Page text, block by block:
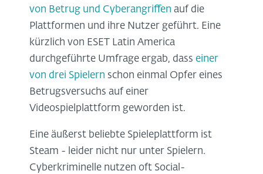
von Betrug und Cyberangriffen auf die
Plattformen und ihre Nutzer geführt. Eine
kürzlich von ESET Latin America
durchgeführte Umfrage ergab, dass einer
von drei Spielern schon einmal Opfer eines
Betrugsversuchs auf einer
Videospielplattform geworden ist.
Eine äußerst beliebte Spieleplattform ist
Steam - leider nicht nur unter Spielern.
Cyberkriminelle nutzen oft Social-